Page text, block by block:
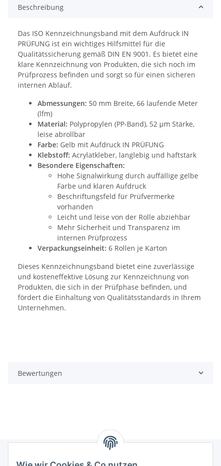
Beschreibung
Das ISO Kennzeichnungsband mit dem Aufdruck IN
PRÜFUNG ist ein wichtiges Hilfsmittel für die
Qualitätssicherung gemäß DIN EN 9001. Es bietet eine
klare Kennzeichnung von Produkten, die sich noch im
Prüfprozess befinden und sorgt so für einen sicheren
internen Ablauf.
Abmessungen: 50 mm Breite, 66 laufende Meter
(lfm)
Material: Polypropylen (PP-Band), 52 µm Stärke,
leise abrollbar
Farbe: Gelb mit Aufdruck IN PRÜFUNG
Klebstoff: Acrylatkleber, langlebig und haftstark
Besondere Eigenschaften:
Hohe Signalwirkung durch auffällige gelbe
Farbe und klaren Aufdruck
Beschriftungsfeld für Prüfvermerke
vorhanden
Leicht und leise von der Rolle abziehbar
Mehr Sicherheit und Transparenz im
internen Prüfprozess
Verpackungseinheit: 6 Rollen je Karton
Dieses Kennzeichnungsband bietet eine zuverlässige
und kosteneffektive Lösung zur Kennzeichnung von
Produkten, die sich in der Prüfphase befinden, und
fördert die Einhaltung von Qualitätsstandards in Ihrem
Unternehmen.
Bewertungen